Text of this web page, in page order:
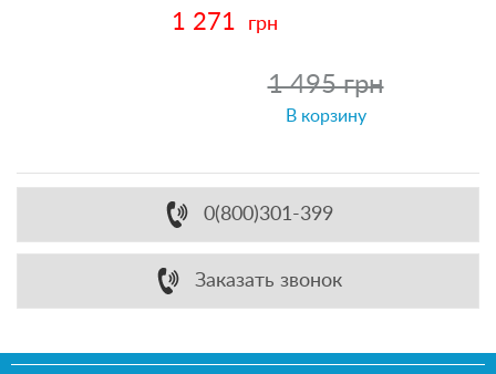
1 271 грн
1 495 грн
В корзину
0(800)301-399
Заказать звонок